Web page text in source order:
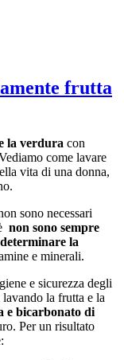
frutta
la verdura con
come lavare
vita di una donna,
sono necessari
non sono sempre
determinare la
e minerali.
e sicurezza degli
la frutta e la
e bicarbonato di
Per un risultato